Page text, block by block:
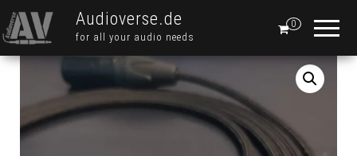
Audioverse.de
for all your audio needs
0